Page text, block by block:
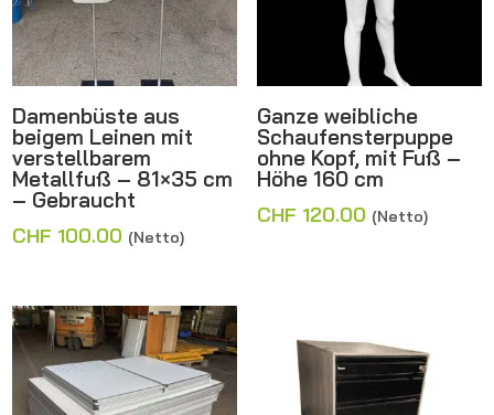
Damenbüste aus
beigem Leinen mit
verstellbarem
Metallfuß – 81×35 cm
– Gebraucht
CHF 100.00 (Netto)
Ganze weibliche
Schaufensterpuppe
ohne Kopf, mit Fuß –
Höhe 160 cm
CHF 120.00 (Netto)